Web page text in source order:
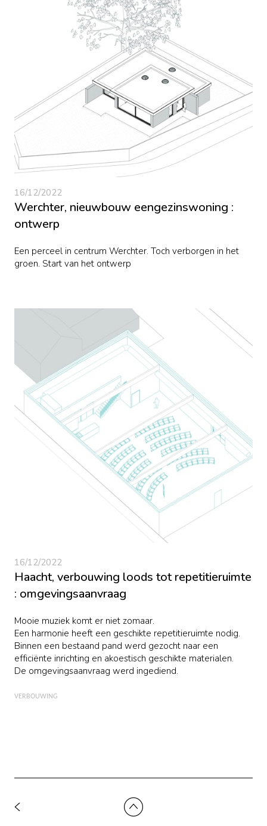
16/12/2022
Werchter, nieuwbouw eengezinswoning :
ontwerp
Een perceel in centrum Werchter. Toch verborgen in het
groen. Start van het ontwerp
16/12/2022
Haacht, verbouwing loods tot repetitieruimte
: omgevingsaanvraag
Mooie muziek komt er niet zomaar.
Een harmonie heeft een geschikte repetitieruimte nodig.
Binnen een bestaand pand werd gezocht naar een
efficiënte inrichting en akoestisch geschikte materialen.
De omgevingsaanvraag werd ingediend.
VERBOUWING